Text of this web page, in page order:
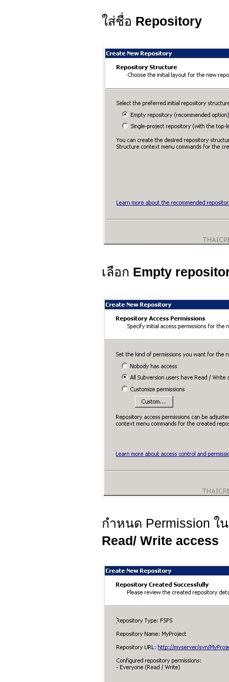
ใส่ชื่อ Repository
เลือก Empty
กำหนด Permission ใ
Read/ Write access